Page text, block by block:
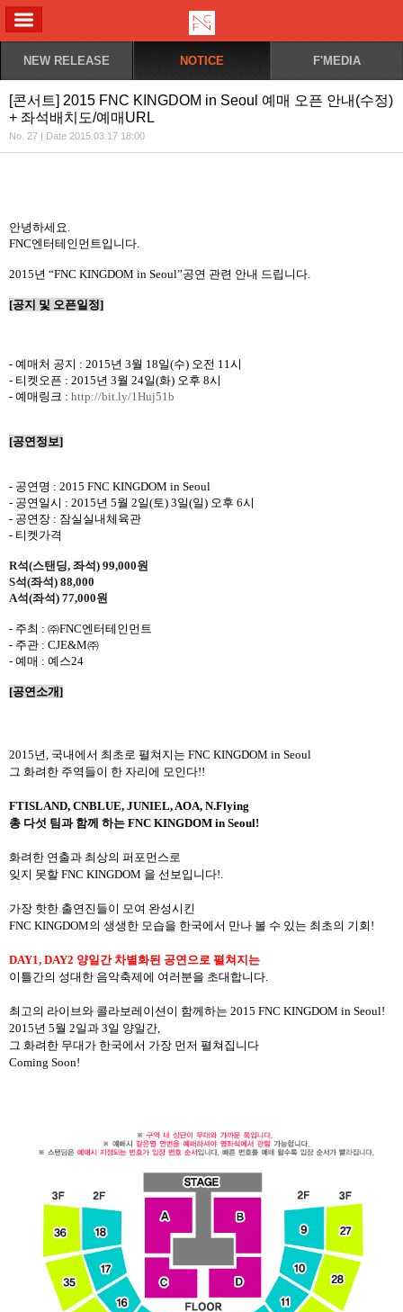
NEW RELEASE NOTICE F'MEDIA
[콘서트] 2015 FNC KINGDOM in Seoul 예매 오픈 안내(수정)
+ 좌석배치도/예매URL
No. 27 | Date 2015.03.17 18:00
안녕하세요.
FNC엔터테인먼트입니다.
2015년 “FNC KINGDOM in Seoul”공연 관련 안내 드립니다.
[공지 및 오픈일정]
- 예매처 공지 : 2015년 3월 18일(수) 오전 11시
- 티켓오픈 : 2015년 3월 24일(화) 오후 8시
- 예매링크 : http://bit.ly/1Huj51b
[공연정보]
- 공연명 : 2015 FNC KINGDOM in Seoul
- 공연일시 : 2015년 5월 2일(토) 3일(일) 오후 6시
- 공연장 : 잠실실내체육관
- 티켓가격
R석(스탠딩, 좌석) 99,000원
S석(좌석) 88,000
A석(좌석) 77,000원
- 주최 : ㈜FNC엔터테인먼트
- 주관 : CJE&M㈜
- 예매 : 예스24
[공연소개]
2015년, 국내에서 최초로 펼쳐지는 FNC KINGDOM in Seoul
그 화려한 주역들이 한 자리에 모인다!!
FTISLAND, CNBLUE, JUNIEL, AOA, N.Flying
총 다섯 팀과 함께 하는 FNC KINGDOM in Seoul!
화려한 연출과 최상의 퍼포먼스로
잊지 못할 FNC KINGDOM 을 선보입니다!.
가장 핫한 출연진들이 모여 완성시킨
FNC KINGDOM의 생생한 모습을 한국에서 만나 볼 수 있는 최초의 기회 !
DAY1, DAY2 양일간 차별화된 공연으로 펼쳐지는
이틀간의 성대한 음악축제에 여러분을 초대합니다.
최고의 라이브와 콜라보레이션이 함께하는 2015 FNC KINGDOM in Seoul!
2015년 5월 2일과 3일 양일간,
그 화려한 무대가 한국에서 가장 먼저 펼쳐집니다
Coming Soon!